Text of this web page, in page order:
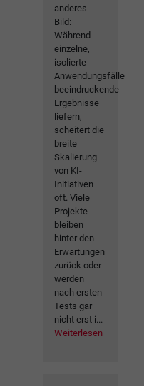
anderes
Bild:
Während
einzelne,
isolierte
Anwendungsfälle
beeindruckende
Ergebnisse
liefern,
scheitert die
breite
Skalierung
von KI-
Initiativen
oft. Viele
Projekte
bleiben
hinter den
Erwartungen
zurück oder
werden
nach ersten
Tests gar
nicht erst i...
Weiterlesen